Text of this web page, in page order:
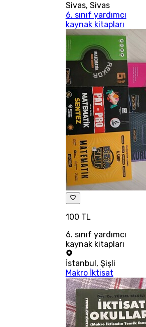
Sivas, Sivas
6. sınıf yardımcı
kaynak kitapları
100 TL
6. sınıf yardımcı
kaynak kitapları
İstanbul, Şişli
Makro İktisat